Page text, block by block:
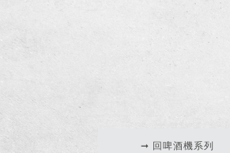
➞ 回啤酒機系列